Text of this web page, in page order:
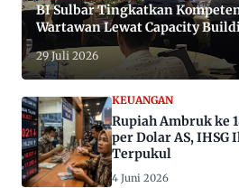
BI Sulbar Tingkatkan
Wartawan Lewat Capacity
2026
29 Juli 2026
KEUANGAN
Rupiah Ambruk ke
per Dolar AS, IHSG
Terpukul
4 Juni 2026